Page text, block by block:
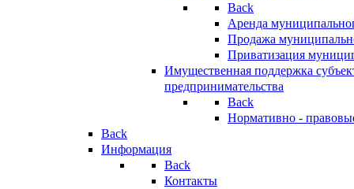
Back
Аренда
Продажа
Приватизация
Имущественная поддержка
предпринимательства
Back
Нормативно -
Back
Информация
Back
Контакты